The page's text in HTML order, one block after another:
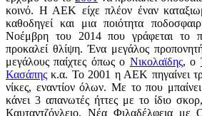
κοινό. Η ΑΕΚ είχε πλέον έναν
καθοδηγεί και μια ποιότητα
Νοέμβρη του 2014 που γράφεται το
προκαλεί θλίψη. Ένα μεγάλος
μεγάλους παίχτες όπως ο Νικολαϊδης, ο
Κασάπης κ.α. Το 2001 η ΑΕΚ πηγαίνει
νίκες, εναντίον όλων. Με το που
κάνει 3 απανωτές ήττες με το ίδιο
Καυταντζόγλειο, Νέα Φιλαδέλφεια με